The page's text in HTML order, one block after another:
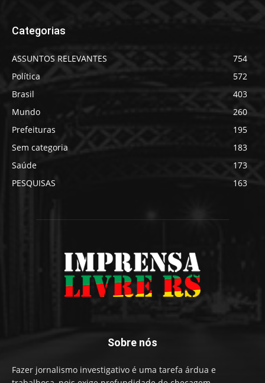
Categorias
ASSUNTOS RELEVANTES
754
Política
572
Brasil
403
Mundo
260
Prefeituras
195
Sem categoria
183
Saúde
173
PESQUISAS
163
Sobre nós
Fazer jornalismo investigativo é uma tarefa árdua e